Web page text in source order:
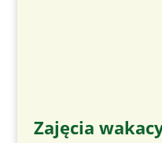
Zajęcia